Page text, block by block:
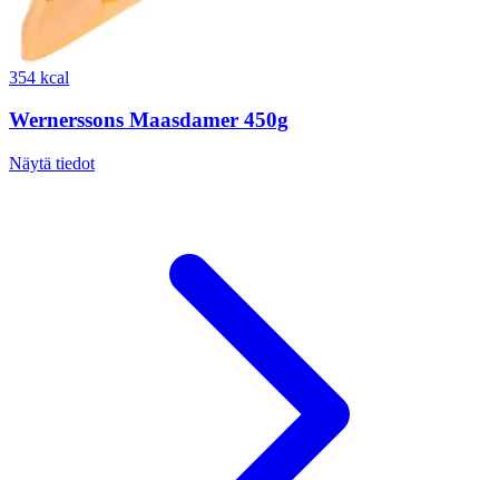
354 kcal
Wernerssons Maasdamer 450g
Näytä tiedot